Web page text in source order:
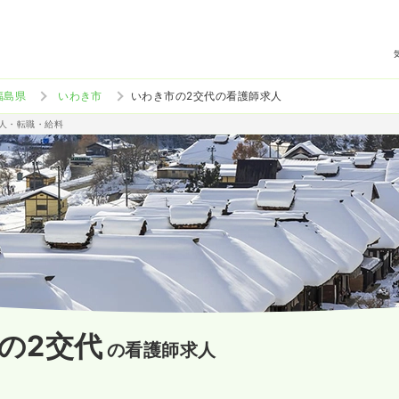
島県 いわき市 いわき市の2交代の看護師求人
・転職・給料
2交代の看護師求人